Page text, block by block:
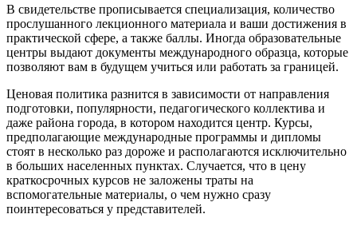
В свидетельстве прописывается специализация, количество
прослушанного лекционного материала и ваши достижения в
практической сфере, а также баллы. Иногда образовательные
центры выдают документы международного образца, которые
позволяют вам в будущем учиться или работать за границей.
Ценовая политика разнится в зависимости от направления
подготовки, популярности, педагогического коллектива и
даже района города, в котором находится центр. Курсы,
предполагающие международные программы и дипломы
стоят в несколько раз дороже и располагаются исключительно
в больших населенных пунктах. Случается, что в цену
краткосрочных курсов не заложены траты на
вспомогательные материалы, о чем нужно сразу
поинтересоваться у представителей.